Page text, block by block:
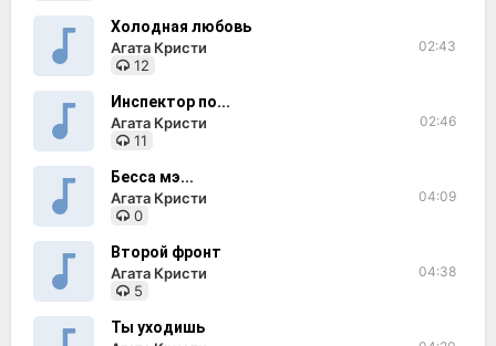
Холодная любовь
Агата Кристи
12
02:43
Инспектор по...
Агата Кристи
11
02:46
Бесса мэ...
Агата Кристи
0
04:09
Второй фронт
Агата Кристи
5
04:38
Ты уходишь